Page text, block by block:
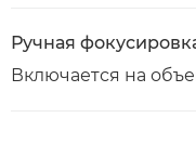
Ручная
Включается на